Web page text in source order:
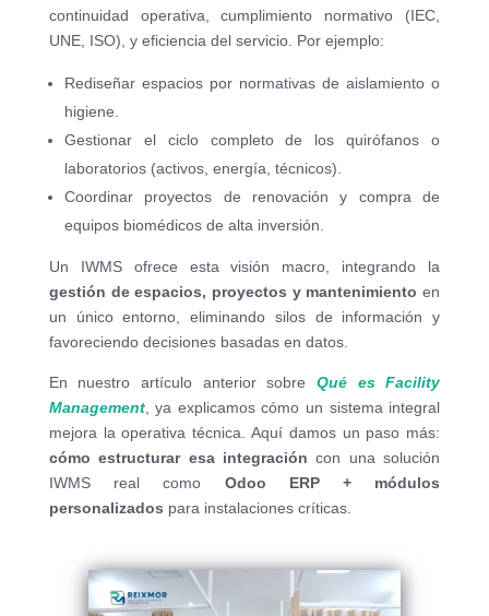
continuidad operativa, cumplimiento normativo (IEC,
UNE, ISO), y eficiencia del servicio. Por ejemplo:
Rediseñar espacios por normativas de aislamiento o
higiene.
Gestionar el ciclo completo de los quirófanos o
laboratorios (activos, energía, técnicos).
Coordinar proyectos de renovación y compra de
equipos biomédicos de alta inversión.
Un IWMS ofrece esta visión macro, integrando la
gestión de espacios, proyectos y mantenimiento en
un único entorno, eliminando silos de información y
favoreciendo decisiones basadas en datos.
En nuestro artículo anterior sobre Qué es Facility
Management, ya explicamos cómo un sistema integral
mejora la operativa técnica. Aquí damos un paso más:
cómo estructurar esa integración con una solución
IWMS real como Odoo ERP + módulos
personalizados para instalaciones críticas.